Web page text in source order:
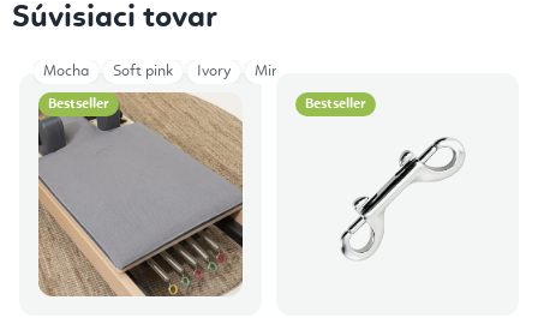
Súvisiaci tovar
Bestseller
Mocha Soft pink Ivory Mint Green
Bestseller